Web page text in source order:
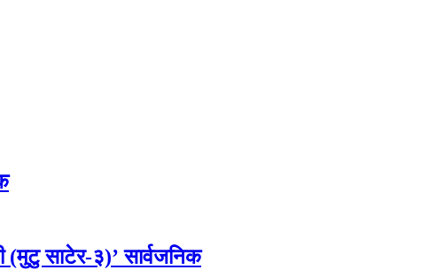
(मुटु साटेर-३)’ सार्वजनिक